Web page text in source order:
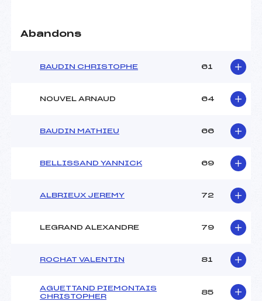
Abandons
BAUDIN CHRISTOPHE 61
NOUVEL ARNAUD 64
BAUDIN MATHIEU 66
BELLISSAND YANNICK 69
ALBRIEUX JEREMY 72
LEGRAND ALEXANDRE 79
ROCHAT VALENTIN 81
AGUETTAND PIEMONTAIS
CHRISTOPHER
85